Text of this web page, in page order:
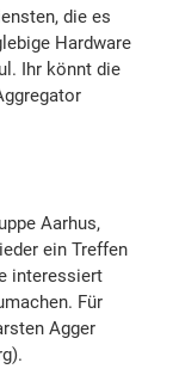
die es
Hardware
Ihr könnt die
Aarhus,
ein Treffen
interessiert
Für
Agger